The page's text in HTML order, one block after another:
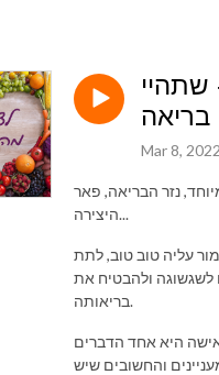
49 - שתהיי
בריאה
Mar 8, 2022
נזר הבריאה, פאר
היצירה...
עליה טוב טוב, לתת
ולהבטיח את
בריאותה.
היא אחד הדברים
והחשובים שיש